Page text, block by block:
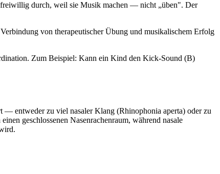
freiwillig durch, weil sie Musik machen — nicht „üben". Der
von therapeutischer Übung und musikalischem Erfolg
Zum Beispiel: Kann ein Kind den Kick-Sound (B)
entweder zu viel nasaler Klang (Rhinophonia aperta) oder zu
geschlossenen Nasenrachenraum, während nasale